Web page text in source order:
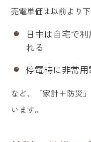
売電単価は以前より下
日中は自宅で
れる
停電時に非常
など、「家計＋防災
います。